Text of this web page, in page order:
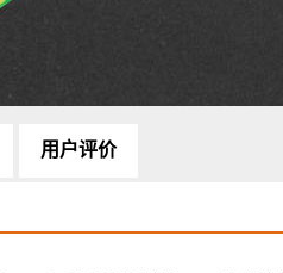
用户评价